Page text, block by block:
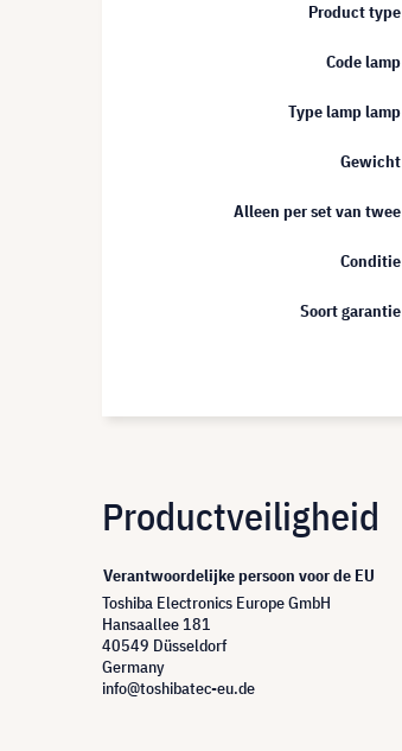
Product type
Code lamp
Type lamp lamp
Gewicht
Alleen per set van twee
Conditie
Soort garantie
Productveiligheid
Verantwoordelijke persoon voor de EU
Toshiba Electronics Europe GmbH
Hansaallee 181
40549 Düsseldorf
Germany
info@toshibatec-eu.de